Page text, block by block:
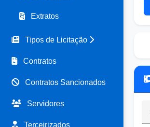
Extratos
Tipos de Licitação
Contratos
Contratos Sancionados
Servidores
Terceirizados